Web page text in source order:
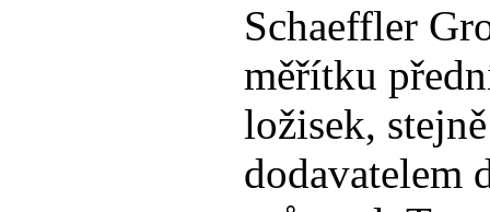
Schaeffler
měřítku
ložisek,
dodavatelem